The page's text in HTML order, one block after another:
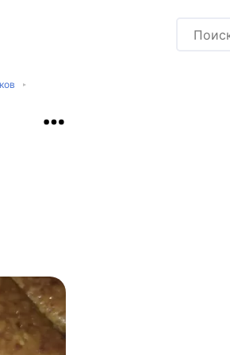
Варенья и соленья